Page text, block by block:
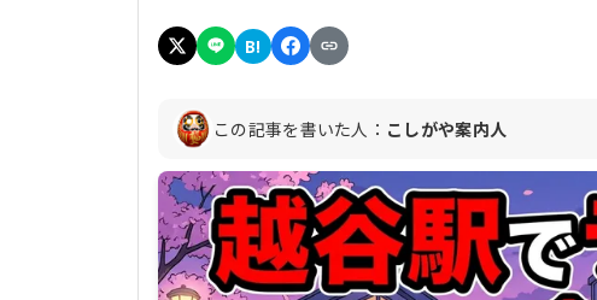
B!
この記事を書いた人： こしがや案内人